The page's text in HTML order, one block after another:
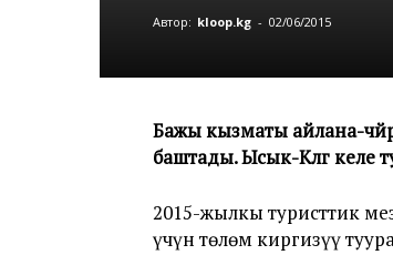
Автор: kloop.kg - 02/06/2015
Бажы кызматы айлана-
баштады. Ысык-Көлгө келе
2015-жылкы туристтик
үчүн төлөм киргизүү